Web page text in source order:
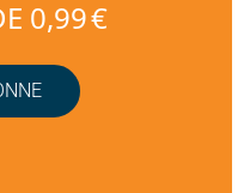
0,99 €